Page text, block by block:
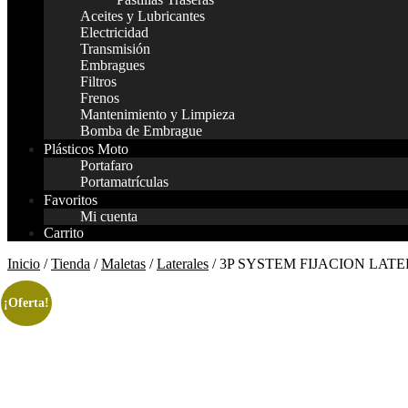
Aceites y Lubricantes
Electricidad
Transmisión
Embragues
Filtros
Frenos
Mantenimiento y Limpieza
Bomba de Embrague
Plásticos Moto
Portafaro
Portamatrículas
Favoritos
Mi cuenta
Carrito
Inicio /Tienda /Maletas /Laterales / 3P SYSTEM FIJACION
¡Oferta!